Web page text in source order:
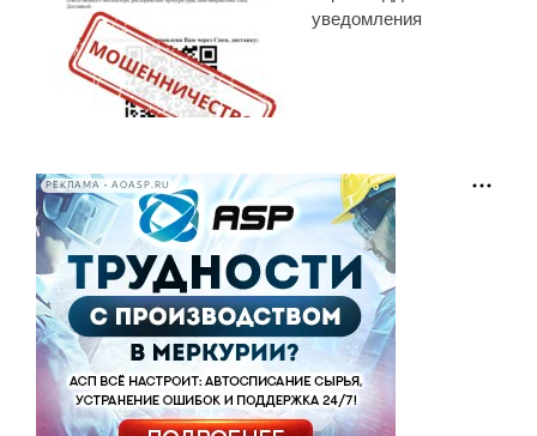
уведомления
РЕКЛАМА • AOASP.RU